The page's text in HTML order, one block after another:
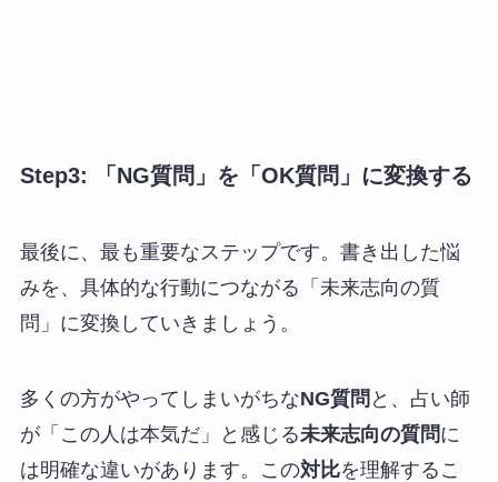
Step3: 「NG質問」を「OK質問」に変換する
最後に、最も重要なステップです。書き出した悩
みを、具体的な行動につながる「未来志向の質
問」に変換していきましょう。
多くの方がやってしまいがちなNG質問 と、占い師
が「この人は本気だ」と感じる未来志向の質問に
は明確な違いがあります。この対比を理解するこ